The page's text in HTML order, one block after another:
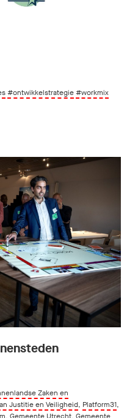
#ontwikkelstrategie#workmix
Zaken en
Justitie en Veiligheid, Platform31,